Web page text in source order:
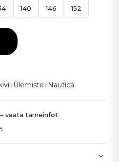
140 146 152
Ülemiste Nautica
vaata tarneinfot